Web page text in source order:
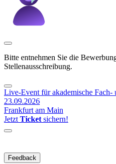
Bitte entnehmen Sie die
Stellenausschreibung.
Live-Event für akademische Fach-
23.09.2026
Frankfurt am Main
Jetzt Ticket sichern!
Feedback